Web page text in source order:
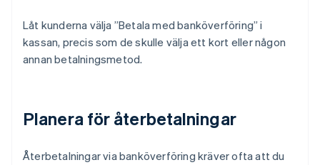
Låt kunderna välja ”Betala med banköverföring” i
kassan, precis som de skulle välja ett kort eller någon
annan betalningsmetod.
Planera för återbetalningar
Återbetalningar via banköverföring kräver ofta att du